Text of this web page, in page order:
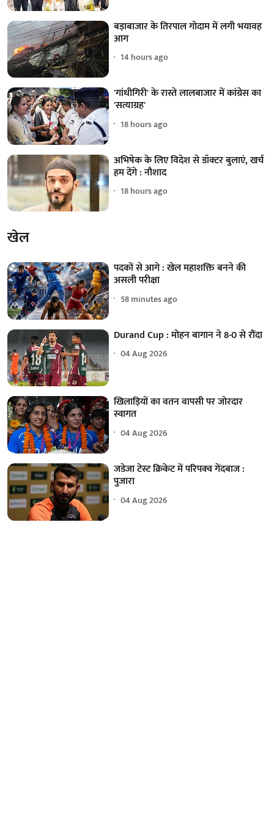
बड़ाबाजार के तिरपाल गोदाम में लगी भयावह
आग
14 hours ago
'गांधीगिरी' के रास्ते लालबाजार में कांग्रेस का
'सत्याग्रह'
18 hours ago
अभिषेक के लिए विदेश से डॉक्टर बुलाएं, खर्च
हम देंगे : नौशाद
18 hours ago
खेल
पदकों से आगे : खेल महाशक्ति बनने की
असली परीक्षा
58 minutes ago
Durand Cup : मोहन बागान ने 8-0 से रौंदा
04 Aug 2026
खिलाड़ियों का वतन वापसी पर जोरदार
स्वागत
04 Aug 2026
जडेजा टेस्ट क्रिकेट में परिपक्व गेंदबाज :
पुजारा
04 Aug 2026